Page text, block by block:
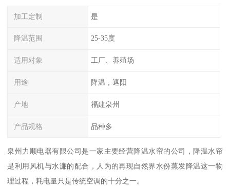
加工定制 是
降温范围 25-35度
适用对象 工厂、养殖场
用途 降温，遮阳
产地 福建泉州
产品规格 品种多
泉州力顺电器有限公司是一家主要经营降温水帘的公司，降温水帘
是利用风机与水濂的配合，人为的再现自然界水份蒸发降温这一物
理过程，耗电量只是传统空调的十分之一。